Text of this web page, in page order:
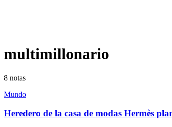
multimillonario
8 notas
Mundo
Heredero de la casa de modas Hermès